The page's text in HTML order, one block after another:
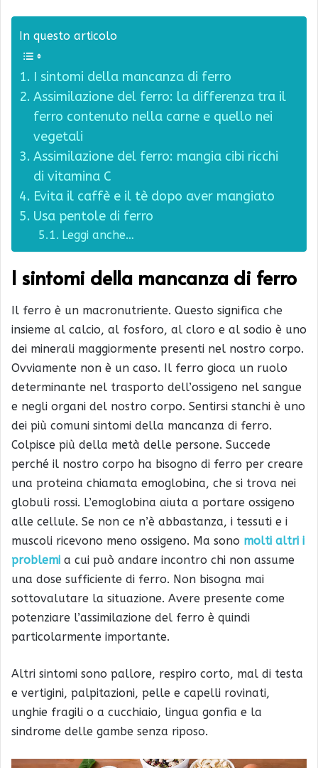
In questo articolo
I sintomi della mancanza di ferro
Assimilazione del ferro: la differenza tra il
ferro contenuto nella carne e quello nei
vegetali
Assimilazione del ferro: mangia cibi ricchi
di vitamina C
Evita il caffè e il tè dopo aver mangiato
Usa pentole di ferro
Leggi anche…
I sintomi della mancanza di ferro
Il ferro è un macronutriente. Questo significa che
insieme al calcio, al fosforo, al cloro e al sodio è uno
dei minerali maggiormente presenti nel nostro corpo.
Ovviamente non è un caso. Il ferro gioca un ruolo
determinante nel trasporto dell’ossigeno nel sangue
e negli organi del nostro corpo. Sentirsi stanchi è uno
dei più comuni sintomi della mancanza di ferro.
Colpisce più della metà delle persone. Succede
perché il nostro corpo ha bisogno di ferro per creare
una proteina chiamata emoglobina, che si trova nei
globuli rossi. L’emoglobina aiuta a portare ossigeno
alle cellule. Se non ce n’è abbastanza, i tessuti e i
muscoli ricevono meno ossigeno. Ma sono molti altri i
problemi a cui può andare incontro chi non assume
una dose sufficiente di ferro. Non bisogna mai
sottovalutare la situazione. Avere presente come
potenziare l’assimilazione del ferro è quindi
particolarmente importante.
Altri sintomi sono pallore, respiro corto, mal di testa
e vertigini, palpitazioni, pelle e capelli rovinati,
unghie fragili o a cucchiaio, lingua gonfia e la
sindrome delle gambe senza riposo.